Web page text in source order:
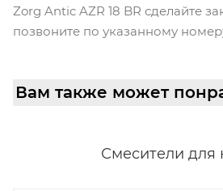
Zorg Antic AZR 18 BR сделайте
позвоните по указанному
Вам также может
Смесители для